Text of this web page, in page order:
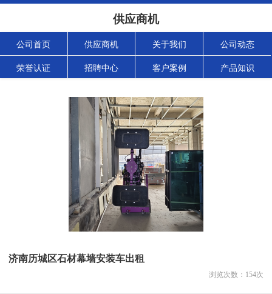
供应商机
公司首页 供应商机 关于我们 公司动态
荣誉认证 招聘中心 客户案例 产品知识
济南历城区石材幕墙安装车出租
浏览次数： 154次